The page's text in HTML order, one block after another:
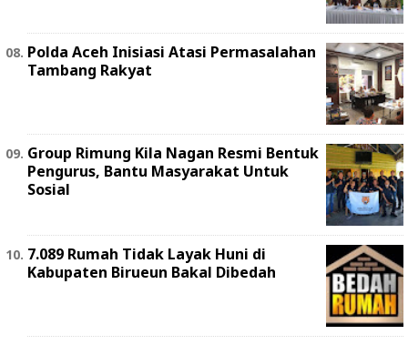
Polda Aceh Inisiasi Atasi Permasalahan
Tambang Rakyat
Group Rimung Kila Nagan Resmi Bentuk
Pengurus, Bantu Masyarakat Untuk
Sosial
7.089 Rumah Tidak Layak Huni di
Kabupaten Birueun Bakal Dibedah